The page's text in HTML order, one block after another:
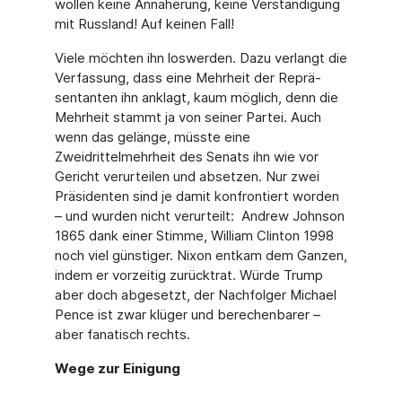
wollen keine An­näherung, keine Verständigung
mit Russland! Auf keinen Fall!
Viele möchten ihn loswerden. Dazu verlangt die
Verfassung, dass eine Mehrheit der Reprä­
sentanten ihn anklagt, kaum möglich, denn die
Mehrheit stammt ja von seiner Partei. Auch
wenn das gelänge, müsste eine
Zweidrittelmehrheit des Senats ihn wie vor
Gericht verur­teilen und absetzen. Nur zwei
Präsidenten sind je damit konfrontiert worden
– und wurden nicht verurteilt: Andrew Johnson
1865 dank einer Stimme, William Clinton 1998
noch viel günstiger. Nixon entkam dem Ganzen,
indem er vorzeitig zurücktrat. Würde Trump
aber doch abgesetzt, der Nachfolger Michael
Pence ist zwar klüger und berechenbarer –
aber fanatisch rechts.
Wege zur Einigung